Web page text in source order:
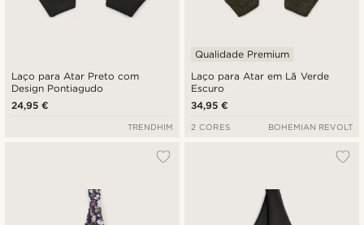
Laço para Atar Preto com
Design Pontiagudo
24,95 €
TRENDHIM
Laço para Atar em Lã Verde
Escuro
Qualidade Premium
34,95 €
2 CORES BOHEMIAN REVOLT